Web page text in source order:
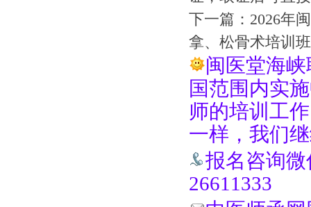
下一篇： 2026年
拿、松骨术培训
闽医堂海
国范围内实
师的培训工
一样，我们
报名咨询微
26611333